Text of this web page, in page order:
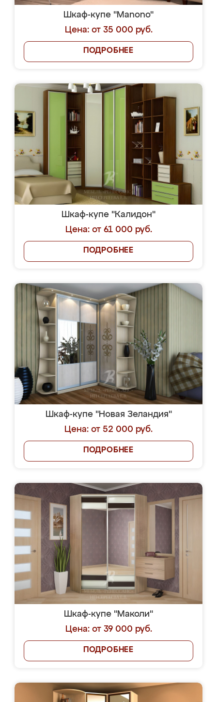
Шкаф-купе "Manono"
Цена: от 35 000 руб.
ПОДРОБНЕЕ
Шкаф-купе "Калидон"
Цена: от 61 000 руб.
ПОДРОБНЕЕ
Шкаф-купе "Новая Зеландия"
Цена: от 52 000 руб.
ПОДРОБНЕЕ
Шкаф-купе "Маколи"
Цена: от 39 000 руб.
ПОДРОБНЕЕ